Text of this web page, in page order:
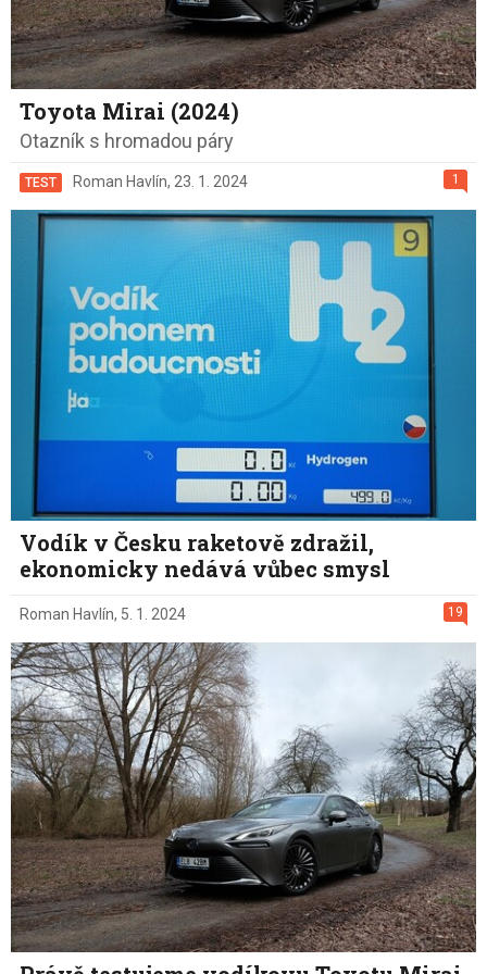
Toyota Mirai (2024)
Otazník s hromadou páry
1
TEST Roman Havlín, 23. 1. 2024
Vodík v Česku raketově zdražil,
ekonomicky nedává vůbec smysl
19
Roman Havlín, 5. 1. 2024